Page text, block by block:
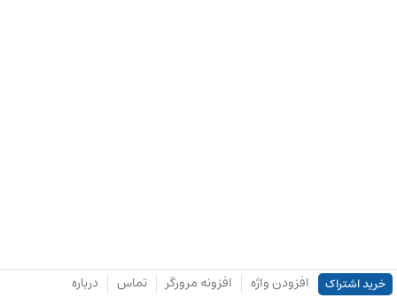
خرید اشتراک افزودن واژه افزونه مرورگر تماس درباره